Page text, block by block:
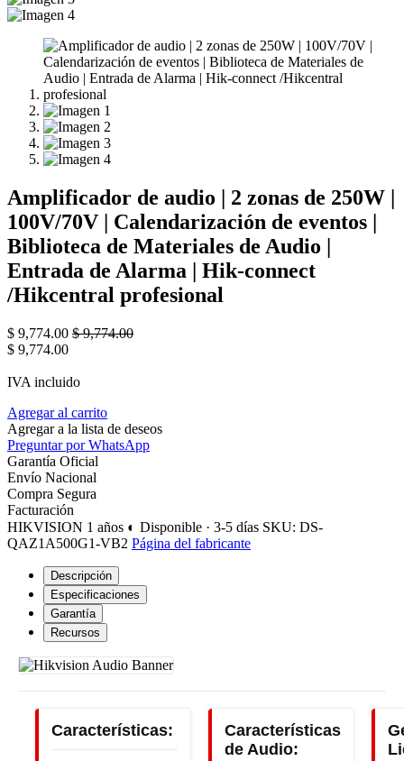
Amplificador de audio | 2 zonas de 250W |
100V/70V | Calendarización de eventos |
Biblioteca de Materiales de Audio |
Entrada de Alarma | Hik-connect
/Hikcentral profesional
$ 9,774.00 $9,774.00
$ 9,774.00
IVA incluido
Agregar al carrito
Agregar a la lista de deseos
Preguntar por WhatsApp
Garantía Oficial
Envío Nacional
Compra Segura
Facturación
HIKVISION 1 años ◐ Disponible · 3-5 días SKU: DS-
QAZ1A500G1-VB2 Página del fabricante
Descripción
Especificaciones
Garantía
Recursos
Características:
Características
de Audio: